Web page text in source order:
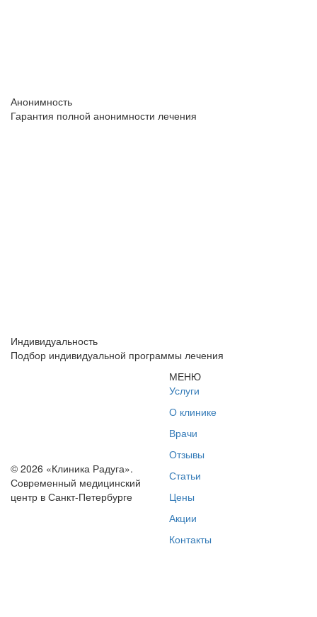
Анонимность
Гарантия полной анонимности лечения
Индивидуальность
Подбор индивидуальной программы лечения
© 2026 «Клиника Радуга».
Современный медицинский
центр в Санкт-Петербурге
МЕНЮ
Услуги
О клинике
Врачи
Отзывы
Статьи
Цены
Акции
Контакты